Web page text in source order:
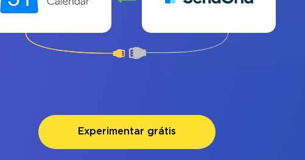
Experimentar grátis